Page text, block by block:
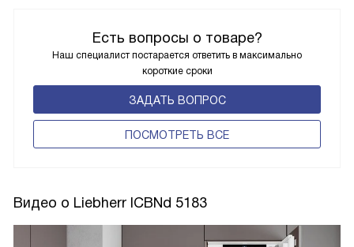
Есть вопросы о товаре?
Наш специалист постарается ответить в максимально
короткие сроки
ЗАДАТЬ ВОПРОС
ПОCМОТРЕТЬ ВСЕ
Видео о Liebherr ICBNd 5183